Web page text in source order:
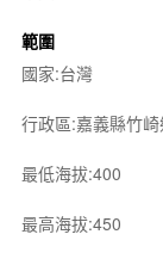
範圍
國家:台灣
行政區:嘉義縣竹
最低海拔:400
最高海拔:450